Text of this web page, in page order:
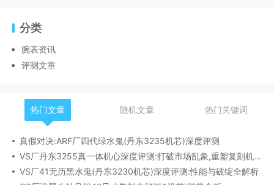
分类
腕表资讯
评测文章
热门文章 随机文章 热门关键词
真假对决:ARF厂四代绿水鬼(丹东3235机芯)深度评测
VS厂丹东3255真一体机心深度评测:打破市场乱象,重塑复刻机芯新标杆​
VS厂41无历黑水鬼(丹东3230机芯)深度评测:性能与破绽全解析